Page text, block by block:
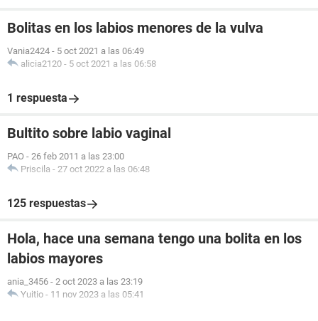
Bolitas en los labios menores de la vulva
Vania2424 - 5 oct 2021 a las 06:49
alicia2120 - 5 oct 2021 a las 06:58
1 respuesta
Bultito sobre labio vaginal
PAO - 26 feb 2011 a las 23:00
Priscila - 27 oct 2022 a las 06:48
125 respuestas
Hola, hace una semana tengo una bolita en los
labios mayores
ania_3456 - 2 oct 2023 a las 23:19
Yuitio - 11 nov 2023 a las 05:41